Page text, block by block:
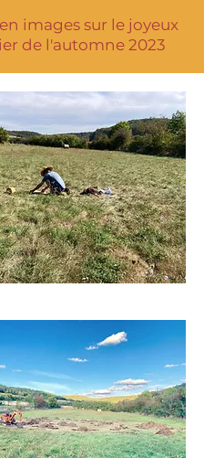
images sur le joyeux
de l'automne 2023